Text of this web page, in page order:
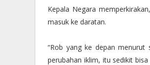
Kepala Negara
masuk ke daratan.
“Rob yang ke depan
perubahan iklim, itu sedikit